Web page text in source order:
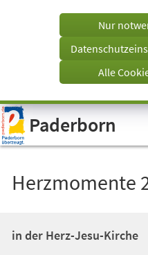
Visuelle
Assistenzsoftware
öffnen.
Tab)
Nur
Alle
Paderborn
Herzmomente
in der Herz-Jesu-Kirche